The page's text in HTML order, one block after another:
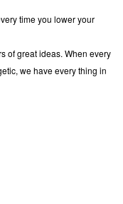
time you lower your
of great ideas. When every
we have every thing in